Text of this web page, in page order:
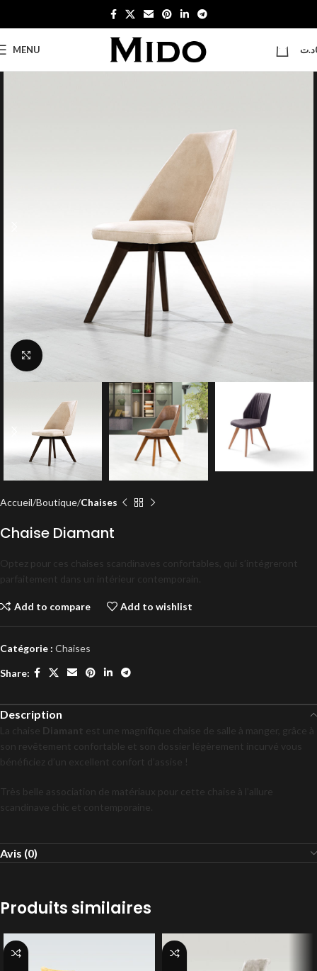
MENU د.ت
Click to enlarge
Accueil Boutique Chaises
Chaise Diamant
Optez pour ces chaises scandinaves confortables, qui s’intégreront
parfaitement dans un intérieur contemporain.
Add to compare Add to wishlist
Catégorie : Chaises
Share:
Description
La chaise Diamant est une magnifique chaise de salle à manger, grâce à
son revêtement confortable et son dossier légèrement incurvé vous
bénéficiez d’un excellent confort d’assise !
Très belle association de matériaux pour cette chaise à l’allure
scandinave chic et contemporaine.
Avis (0)
Produits similaires